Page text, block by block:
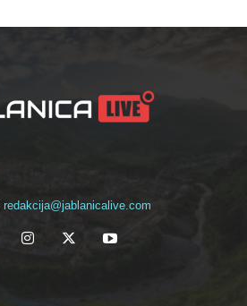
redakcija@jablanicalive.com